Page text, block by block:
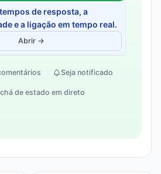
de resposta, a
e a ligação em tempo real.
Abrir →
Seja notificado
de estado em direto